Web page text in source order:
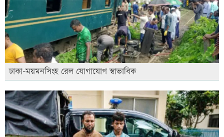
ঢাকা-ময়মনসিংহ রেল যোগাযোগ স্বাভাবিক